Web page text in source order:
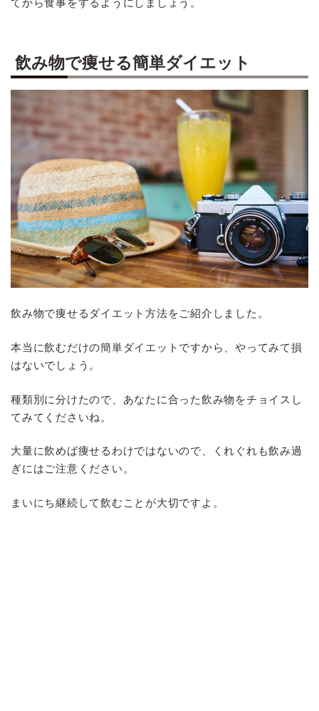
飲み物で痩せる簡単ダイエット
飲み物で痩せるダイエット方法をご紹介しました。
本当に飲むだけの簡単ダイエットですから、やってみて損
はないでしょう。
種類別に分けたので、あなたに合った飲み物をチョイスし
てみてくださいね。
大量に飲めば痩せるわけではないので、くれぐれも飲み過
ぎにはご注意ください。
まいにち継続して飲むことが大切ですよ。